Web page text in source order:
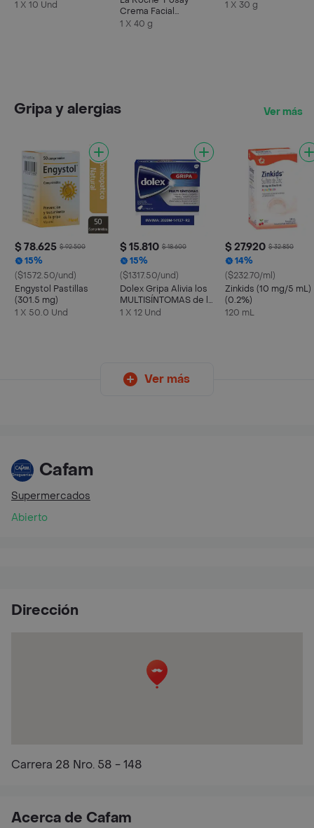
1 X 10 Und
Crema Facial
Cicaplast Baume B5 +
1 X 40 g
1 X 30 g
Gripa y alergias Ver más
$ 78.625 $ 92.500
15%
($1572.50/und)
Engystol Pastillas
(301.5 mg)
1 X 50.0 Und
$ 15.810 $ 18.600
15%
($1317.50/und)
Dolex Gripa Alivia los
MULTISÍNTOMAS de la
Gripa X 12 tabs
1 X 12 Und
$ 27.920 $ 32.850
14%
($232.70/ml)
Zinkids (10 mg/5 mL)
(0.2%)
120 mL
Ver más
Cafam
Supermercados
Abierto
Dirección
Carrera 28 Nro. 58 - 148
Acerca de Cafam